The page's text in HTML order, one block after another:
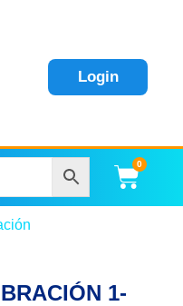
Login
0
1-